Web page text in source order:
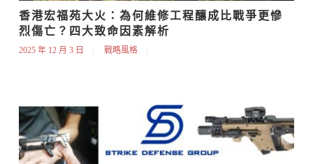
香港宏福苑大火：為何維修工程釀成比戰爭更慘
烈傷亡？四大致命因素解析
2025 年 12 月 3 日 戰略風格